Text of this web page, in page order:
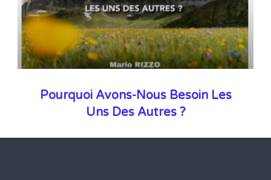
Pourquoi Avons-Nous Besoin Les
Uns Des Autres ?